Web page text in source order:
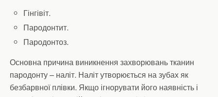
Гінгівіт.
Пародонтит.
Пародонтоз.
Основна причина виникнення захворювань тканин
пародонту – наліт. Наліт утворюється на зубах як
безбарвної плівки. Якщо ігнорувати його наявність і